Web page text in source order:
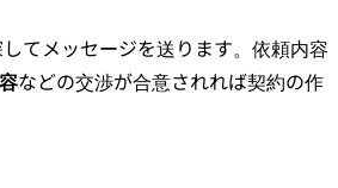
てメッセージを送ります。依頼内容
などの交渉が合意されれば契約の作